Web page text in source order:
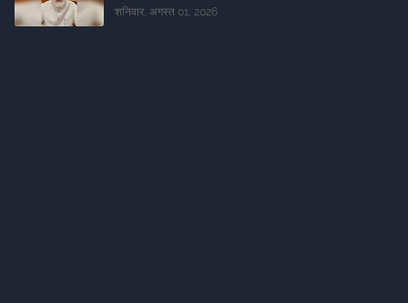
शनिवार, अगस्त 01, 2026